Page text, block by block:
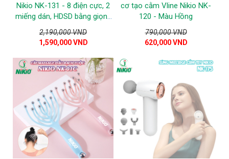
Nikio NK-131 - 8 điện cực, 2
miếng dán, HDSD bằng giọng
2,190,000 VND
1,590,000 VND
cơ tạo cằm Vline Nikio NK-
120 - Màu Hồng
790,000 VND
620,000 VND